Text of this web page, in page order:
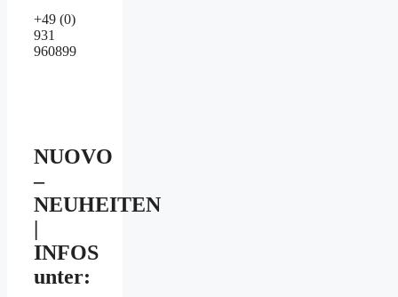
+49 (0)
931
960899
NUOVO
–
NEUHEITEN
INFOS
unter: